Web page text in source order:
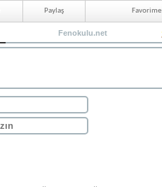
Paylaş Favorime
Fenokulu.net